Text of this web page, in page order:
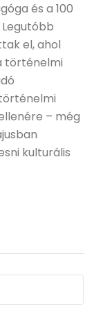
és a 100
el, ahol
történelmi
– még
kulturális